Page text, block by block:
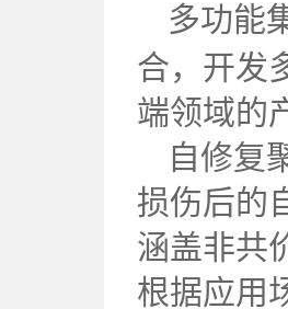
多功能
合，开发
端领域的
自修复
损伤后的
涵盖非共
根据应用